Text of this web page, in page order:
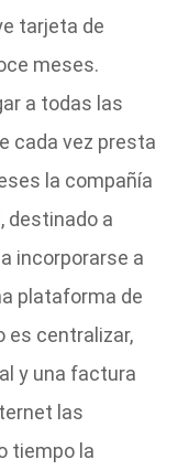
tarjeta de
meses.
a todas las
cada vez presta
la compañía
destinado a
incorporarse a
plataforma de
es centralizar,
y una factura
las
tiempo la